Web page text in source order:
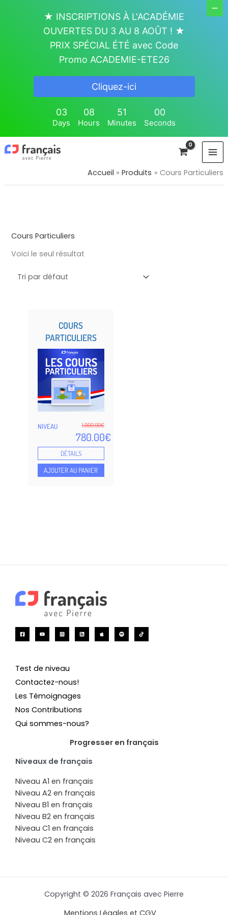
Accueil Produits Cours Particuliers
Cours Particuliers
Voici le seul résultat
COURS
PARTICULIERS
NIVEAU 1,000.00€
780.00€
DÉTAILS
AJOUTER AU PANIER
Test de niveau
Contactez-nous!
Les Témoignages
Nos Contributions
Qui sommes-nous?
Progresser en français
Niveaux de français
Niveau A1 en français
Niveau A2 en français
Niveau B1 en français
Niveau B2 en français
Niveau C1 en français
Niveau C2 en français
Copyright © 2026 Français avec Pierre
★ INSCRIPTIONS À L'ACADÉMIE
OUVERTES DU 3 AU 8 AOÛT ! ★
PRIX SPÉCIAL ÉTÉ avec Code
Promo ACADEMIE-ETE26
Cliquez-ici
03
Days
08
Hours
51
Minutes
00
Seconds